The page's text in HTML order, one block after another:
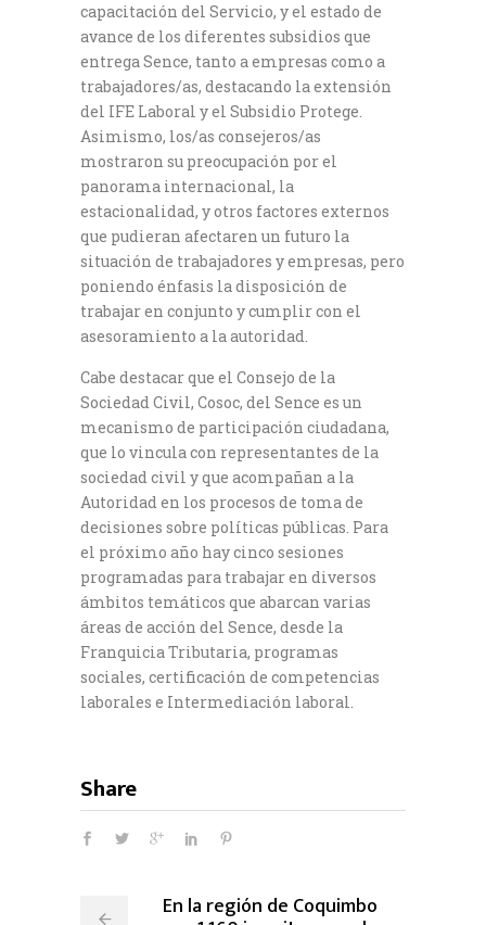
capacitación del Servicio, y el estado de
avance de los diferentes subsidios que
entrega Sence, tanto a empresas como a
trabajadores/as, destacando la extensión
del IFE Laboral y el Subsidio Protege.
Asimismo, los/as consejeros/as
mostraron su preocupación por el
panorama internacional, la
estacionalidad, y otros factores externos
que pudieran afectaren un futuro la
situación de trabajadores y empresas, pero
poniendo énfasis la disposición de
trabajar en conjunto y cumplir con el
asesoramiento a la autoridad.
Cabe destacar que el Consejo de la
Sociedad Civil, Cosoc, del Sence es un
mecanismo de participación ciudadana,
que lo vincula con representantes de la
sociedad civil y que acompañan a la
Autoridad en los procesos de toma de
decisiones sobre políticas públicas. Para
el próximo año hay cinco sesiones
programadas para trabajar en diversos
ámbitos temáticos que abarcan varias
áreas de acción del Sence, desde la
Franquicia Tributaria, programas
sociales, certificación de competencias
laborales e Intermediación laboral.
Share
En la región de Coquimbo